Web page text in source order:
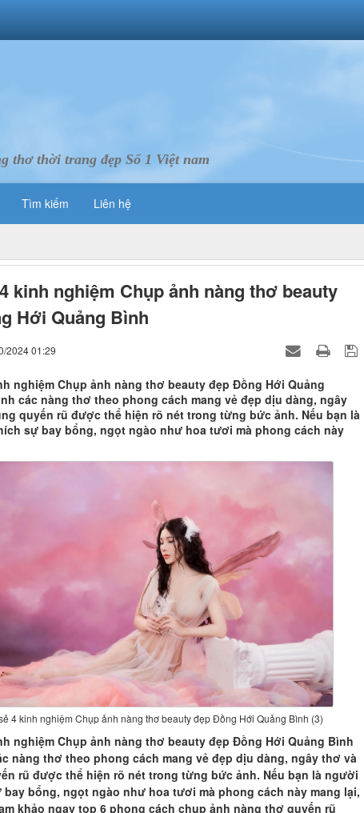
thơ thời trang đẹp Số 1 Việt nam
Tìm kiếm Liên hệ
kinh nghiệm Chụp ảnh nàng thơ beauty
Hới Quảng Bình
2024 01:29
nghiệm Chụp ảnh nàng thơ beauty đẹp Đồng Hới Quảng
các nàng thơ theo phong cách mang vẻ đẹp dịu dàng, ngây
quyến rũ được thể hiện rõ nét trong từng bức ảnh. Nếu bạn là
sự bay bổng, ngọt ngào như hoa tươi mà phong cách này
4 kinh nghiệm Chụp ảnh nàng thơ beauty đẹp Đồng Hới Quảng Bình (3)
nghiệm Chụp ảnh nàng thơ beauty đẹp Đồng Hới Quảng Bình
nàng thơ theo phong cách mang vẻ đẹp dịu dàng, ngây thơ và
rũ được thể hiện rõ nét trong từng bức ảnh. Nếu bạn là người
bổng, ngọt ngào như hoa tươi mà phong cách này mang lại,
khảo ngay top 6 phong cách chụp ảnh nàng thơ quyến rũ